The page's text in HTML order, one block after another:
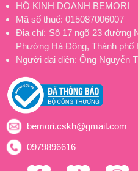
HỘ KINH DOANH BEMORI
Mã số thuế: 015087006007
Địa chỉ: Số 17 ngõ 23 đường
Phường Hà Đông, Thành phố
Người đại diện: Ông Nguyễn
bemori.cskh@gmail.com
0979896616